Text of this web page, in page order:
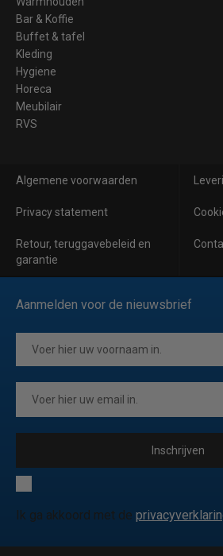
Bar & Koffie
Buffet & tafel
Kleding
Hygiene
Horeca
Meubilair
RVS
Algemene voorwaarden
Privacy statement
Retour, teruggavebeleid en
garantie
Aanmelden voor de nieuwsbrief
Inschrijven
Ik ga akkoord met de